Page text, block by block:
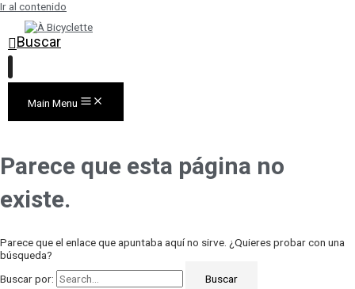
Ir al contenido
Buscar
Main Menu
Parece que esta página no
existe.
Parece que el enlace que apuntaba aquí no sirve. ¿Quieres probar con una
búsqueda?
Buscar por: